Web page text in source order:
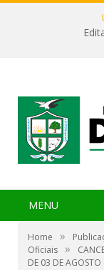
MENU
Home »
Oficiais »
DE 03 DE